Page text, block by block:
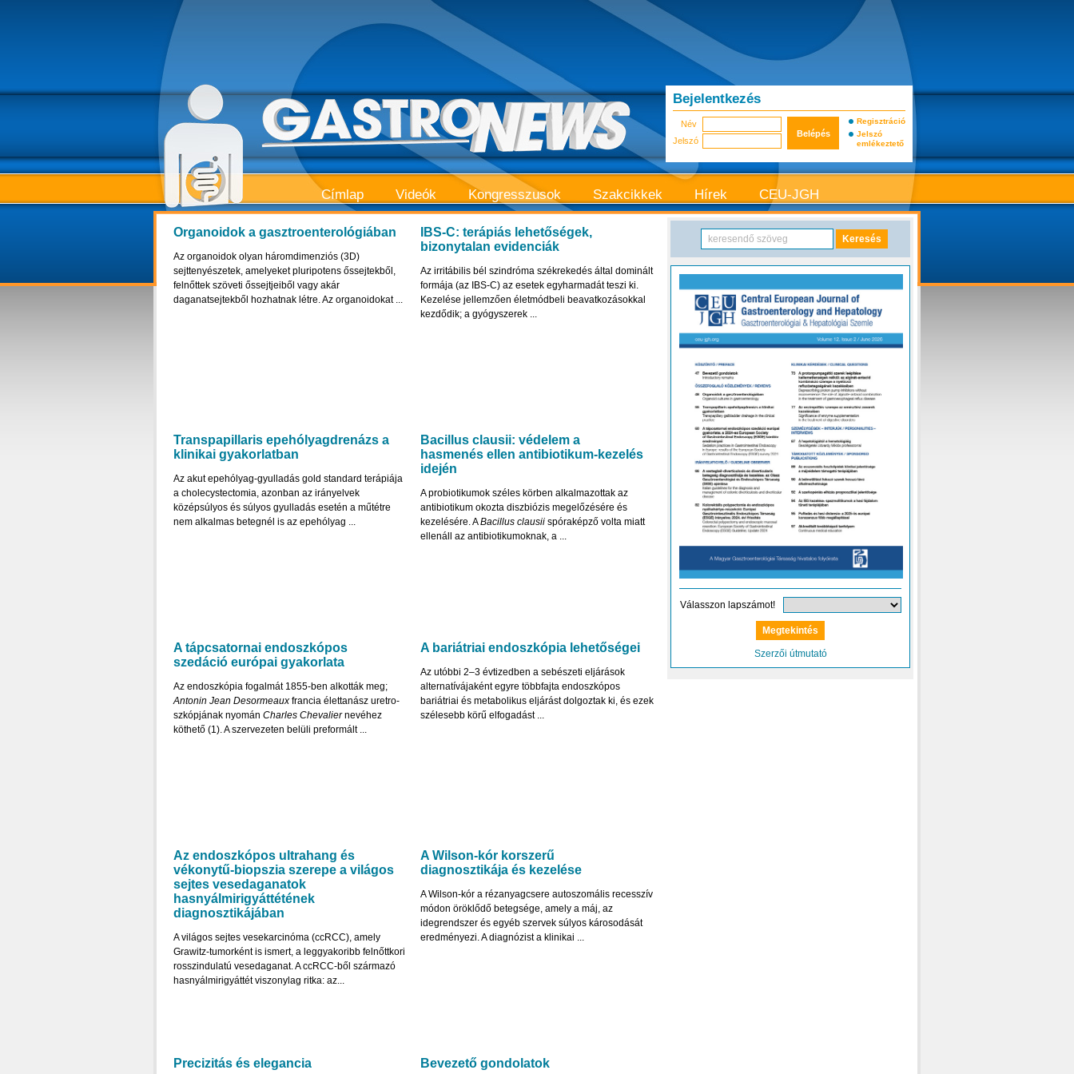
Bejelentkezés
Regisztráció
Jelszó
emlékeztető
Név
Jelszó
Címlap Videók Kongresszusok Szakcikkek Hírek CEU-JGH
Organoidok a gasztroenterológiában
Az organoidok olyan háromdimenziós (3D)
sejttenyészetek, amelyeket pluripotens őssejtekből,
felnőttek szöveti őssejtjeiből vagy akár
daganatsejtekből hozhatnak létre. Az organoidokat ...
Transpapillaris epehólyagdrenázs a
klinikai gyakorlatban
Az akut epehólyag-gyulladás gold standard terápiája
a cholecystectomia, azonban az irányelvek
középsúlyos és súlyos gyulladás esetén a műtétre
nem alkalmas betegnél is az epehólyag ...
A tápcsatornai endoszkópos
szedáció európai gyakorlata
Az endoszkópia fogalmát 1855-ben alkották meg;
Antonin Jean Desormeauxfrancia élettanász uretro­
szkópjának nyomán Charles Chevaliernevéhez
köthető (1). A szervezeten belüli preformált ...
Az endoszkópos ultrahang és
vékonytű-biopszia szerepe a világos
sejtes vesedaganatok
hasnyálmirigyáttétének
diagnosztikájában
A világos sejtes vesekarcinóma (ccRCC), amely
Grawitz-tumorként is ismert, a leggyakoribb felnőttkori
rosszindulatú vesedaganat. A ccRCC-ből származó
hasnyálmirigyáttét viszonylag ritka: az...
Precizitás és elegancia
IBS-C: terápiás lehetőségek,
bizonytalan evidenciák
Az irritábilis bél szindróma székrekedés által dominált
formája (az IBS-C) az esetek egyharmadát teszi ki.
Kezelése jellemzően életmódbeli beavatkozásokkal
kezdődik; a gyógyszerek ...
Bacillus clausii: védelem a
hasmenés ellen antibiotikum-kezelés
idején
A probiotikumok széles körben alkalmazottak az
antibiotikum okozta diszbiózis megelőzésére és
kezelésére. ABacillus clausii spóraképző volta miatt
ellenáll az antibiotikumoknak, a ...
A bariátriai endoszkópia lehetőségei
Az utóbbi 2–3 évtizedben a sebészeti eljárások
alternatívájaként egyre többfajta endoszkópos
bariátriai és metabolikus eljárást dolgoztak ki, és ezek
szélesebb körű elfogadást ...
A Wilson-kór korszerű
diagnosztikája és kezelése
A Wilson-kór a rézanyagcsere autoszomális recesszív
módon öröklődő betegsége, amely a máj, az
idegrendszer és egyéb szervek súlyos károsodását
eredményezi. A diagnózist a klinikai ...
Bevezető gondolatok
Válasszon lapszámot!
Szerzői útmutató